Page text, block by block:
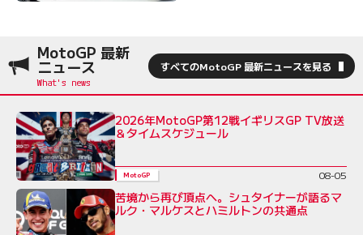
MotoGP 最新
ニュース すべてのMotoGP 最新ニュースを見る
2026年MotoGP第12戦イギリスGP TV放送
＆タイムスケジュール
MotoGP 08-05
苦境から再び頂点へ。シュタイナーが語るマ
ルク・マルケスとハミルトンの共通点